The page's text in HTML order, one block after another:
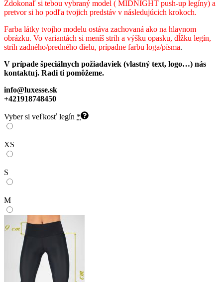
Zdokonaľ si tebou vybraný model ( MIDNIGHT push-up legíny) a
pretvor si ho podľa tvojich predstáv v následujúcich krokoch.
Farba látky tvojho modelu ostáva zachovaná ako na hlavnom
obrázku. Vo variantách si meníš strih a výšku opasku, dĺžku legín,
strih zadného/predného dielu, prípadne farbu loga/písma.
V prípade špeciálnych požiadaviek (vlastný text, logo…) nás
kontaktuj. Radi ti pomôžeme.
info@luxesse.sk
+421918748450
Vyber si veľkosť legín *
XS
S
M